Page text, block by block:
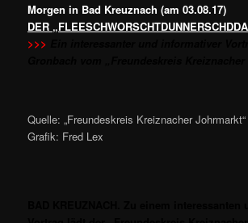
Morgen in Bad Kreuznach (am 03.08.17)
DER
>>>
Quelle: „Freundeskreis Kreiznacher Johrmarkt“
Grafik: Fred Lex